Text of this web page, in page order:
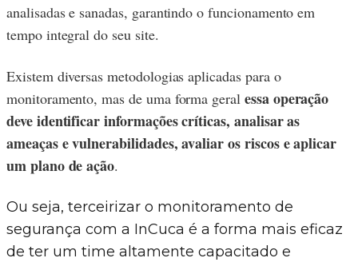
analisadas e sanadas, garantindo o funcionamento em
tempo integral do seu site.
Existem diversas metodologias aplicadas para o
monitoramento, mas de uma forma geral essa operação
deve identificar informações críticas, analisar as
ameaças e vulnerabilidades, avaliar os riscos e aplicar
um plano de ação.
Ou seja, terceirizar o monitoramento de
segurança com a InCuca é a forma mais eficaz
de ter um time altamente capacitado e